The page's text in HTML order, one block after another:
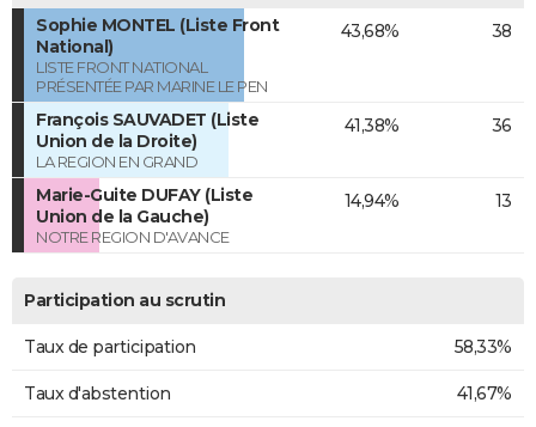
Sophie MONTEL (Liste Front
National)
LISTE FRONT NATIONAL
PRÉSENTÉE PAR MARINE LE PEN
43,68% 38
François SAUVADET (Liste
Union de la Droite)
LA REGION EN GRAND
41,38% 36
Marie-Guite DUFAY (Liste
Union de la Gauche)
NOTRE REGION D'AVANCE
14,94% 13
Participation au scrutin
Taux de participation 58,33%
Taux d'abstention 41,67%